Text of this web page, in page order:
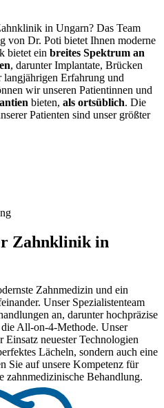
in Ungarn? Das Team
von Dr. Poti bietet Ihnen moderne
bietet ein breites Spektrum an
, darunter Implantate, Brücken
Erfahrung und
wir unseren Patientinnen und
bieten, als ortsüblich. Die
Patienten sind unser größter
Zahnklinik in
Zahnmedizin und ein
Unser Spezialistenteam
an, darunter hochpräzise
All-on-4-Methode. Unser
neuester Technologien
Lächeln, sondern auch eine
Sie auf unsere Kompetenz für
zahnmedizinische Behandlung.